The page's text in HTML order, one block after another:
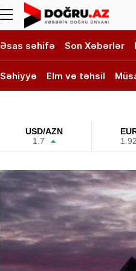
Əsas səhifə Son Xəbərlər
Səhiyyə Elm və təhsil
USD/AZN
1.7